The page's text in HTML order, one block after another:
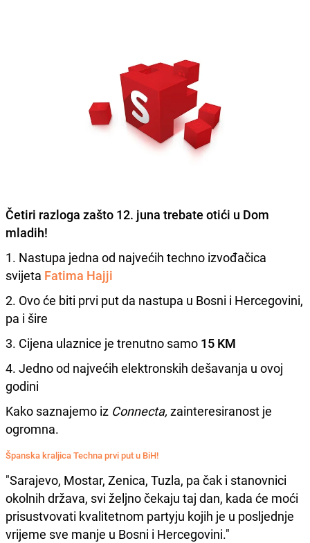
Četiri razloga zašto 12. juna trebate otići u Dom
mladih!
1. Nastupa jedna od najvećih techno izvođačica
svijeta Fatima Hajji
2. Ovo će biti prvi put da nastupa u Bosni i Hercegovini,
pa i šire
3. Cijena ulaznice je trenutno samo 15 KM
4. Jedno od najvećih elektronskih dešavanja u ovoj
godini
Kako saznajemo iz Connecta, zainteresiranost je
ogromna.
Španska kraljica Techna prvi put u BiH!
"Sarajevo, Mostar, Zenica, Tuzla, pa čak i stanovnici
okolnih država, svi željno čekaju taj dan, kada će moći
prisustvovati kvalitetnom partyju kojih je u posljednje
vrijeme sve manje u Bosni i Hercegovini."